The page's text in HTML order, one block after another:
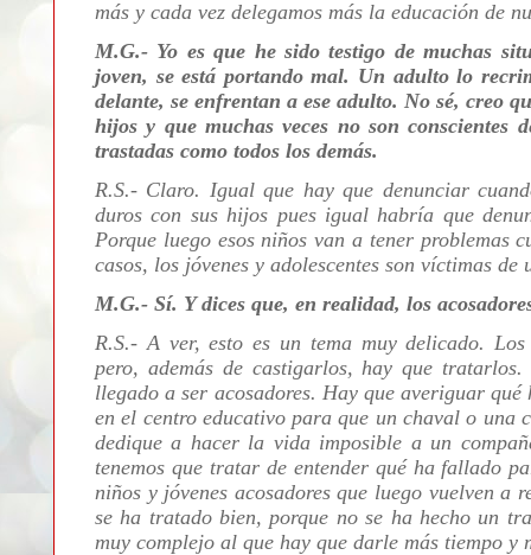
más y cada vez delegamos más la educación de
M.G.- Yo es que he sido testigo de muchas
joven, se está portando mal. Un adulto lo
delante, se enfrentan a ese adulto. No sé, creo
hijos y que muchas veces no son conscientes
trastadas como todos los demás.
R.S.- Claro. Igual que hay que denunciar
duros con sus hijos pues igual habría que
Porque luego esos niños van a tener problemas
casos, los jóvenes y adolescentes son víctimas de
M.G.- Sí. Y dices que, en realidad, los
R.S.- A ver, esto es un tema muy delicado.
pero, además de castigarlos, hay que tratarlos.
llegado a ser acosadores. Hay que averiguar
en el centro educativo para que un chaval o una
dedique a hacer la vida imposible a un
tenemos que tratar de entender qué ha fallado
niños y jóvenes acosadores que luego vuelven a
se ha tratado bien, porque no se ha hecho un
muy complejo al que hay que darle más tiempo y